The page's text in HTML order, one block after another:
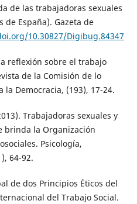
de las trabajadoras sexuales
España). Gazeta de
10.30827/Digibug.84347
reflexión sobre el trabajo
de la Comisión de lo
la Democracia, (193), 17-24.
Trabajadoras sexuales y
brinda la Organización
Psicología,
64-92.
de dos Principios Éticos del
del Trabajo Social.